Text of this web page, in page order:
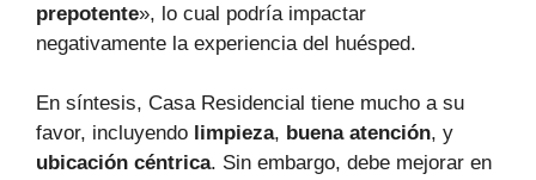
prepotente», lo cual podría impactar
negativamente la experiencia del huésped.
En síntesis, Casa Residencial tiene mucho a su
favor, incluyendo limpieza, buena atención, y
ubicación céntrica. Sin embargo, debe mejorar en